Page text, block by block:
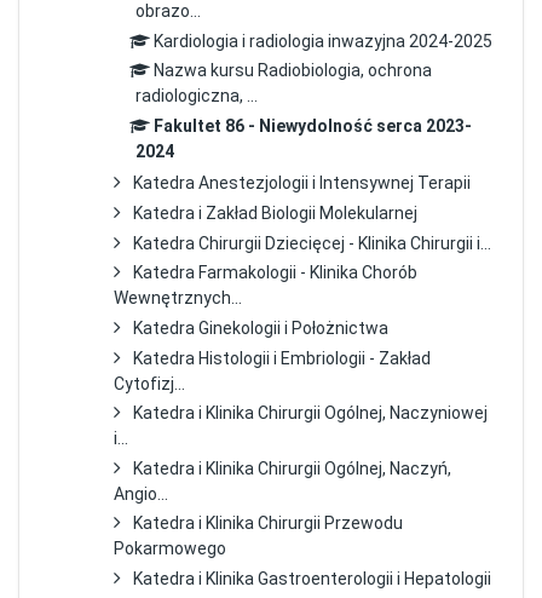
obrazo...
Kardiologia i radiologia inwazyjna 2024-2025
Nazwa kursu Radiobiologia, ochrona
radiologiczna, ...
Fakultet 86 - Niewydolność serca 2023-
2024
Katedra Anestezjologii i Intensywnej Terapii
Katedra i Zakład Biologii Molekularnej
Katedra Chirurgii Dziecięcej - Klinika Chirurgii i...
Katedra Farmakologii - Klinika Chorób
Wewnętrznych...
Katedra Ginekologii i Położnictwa
Katedra Histologii i Embriologii - Zakład
Cytofizj...
Katedra i Klinika Chirurgii Ogólnej, Naczyniowej
i...
Katedra i Klinika Chirurgii Ogólnej, Naczyń,
Angio...
Katedra i Klinika Chirurgii Przewodu
Pokarmowego
Katedra i Klinika Gastroenterologii i Hepatologii